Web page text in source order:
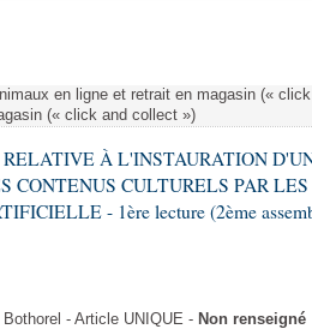
des lois
des loisen ligne et retrait en magasin («
(« click and collect »)
RELATIVE À L'INSTAURATION
CONTENUS CULTURELS PAR LES
- 1ère lecture (2ème
- Article UNIQUE - Non renseigné